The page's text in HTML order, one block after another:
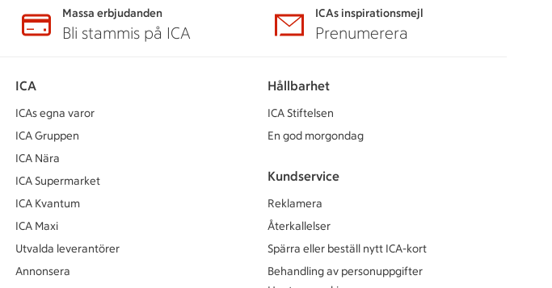
Massa erbjudanden
Bli stammis på ICA
ICAs inspirationsmejl
Prenumerera
ICA
ICAs egna varor
ICA Gruppen
ICA Nära
ICA Supermarket
ICA Kvantum
ICA Maxi
Utvalda leverantörer
Annonsera
Hållbarhet
ICA Stiftelsen
En god morgondag
Kundservice
Reklamera
Återkallelser
Spärra eller beställ nytt ICA-kort
Behandling av personuppgifter